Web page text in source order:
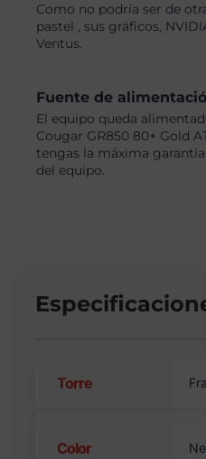
Como no podría ser de
pastel , sus gráficos,
Ventus.
Fuente de
El equipo queda
Cougar GR850 80+ Gold
tengas la máxima
del equipo.
Torre
Color